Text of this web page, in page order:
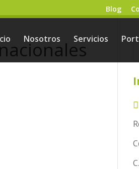
Blog
Nosotros Servicios